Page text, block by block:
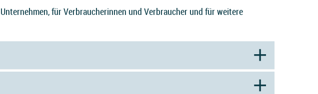
für Verbraucherinnen und Verbraucher und für weitere